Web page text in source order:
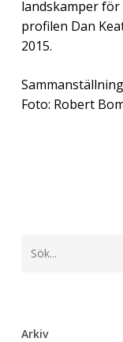
landskamper för
profilen Dan
2015.
Foto: Robert
Arkiv